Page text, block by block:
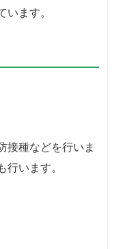
ます。
接種などを行いま
います。